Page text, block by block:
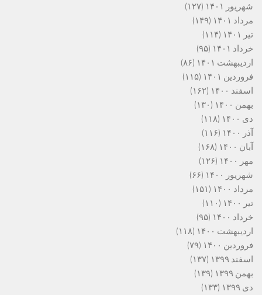
شهریور ۱۴۰۱
(۱۲۷)
مرداد ۱۴۰۱
(۱۴۹)
تیر ۱۴۰۱
(۱۱۴)
خرداد ۱۴۰۱
(۹۵)
اردیبهشت ۱۴۰۱
(۸۶)
فروردین ۱۴۰۱
(۱۱۵)
اسفند ۱۴۰۰
(۱۶۲)
بهمن ۱۴۰۰
(۱۳۰)
دی ۱۴۰۰
(۱۱۸)
آذر ۱۴۰۰
(۱۱۶)
آبان ۱۴۰۰
(۱۶۸)
مهر ۱۴۰۰
(۱۲۶)
شهریور ۱۴۰۰
(۶۶)
مرداد ۱۴۰۰
(۱۵۱)
تیر ۱۴۰۰
(۱۱۰)
خرداد ۱۴۰۰
(۹۵)
اردیبهشت ۱۴۰۰
(۱۱۸)
فروردین ۱۴۰۰
(۷۹)
اسفند ۱۳۹۹
(۱۳۷)
بهمن ۱۳۹۹
(۱۳۹)
دی ۱۳۹۹
(۱۳۳)